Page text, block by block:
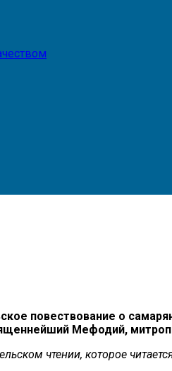
повествование о
Мефодий,
чтении, которое